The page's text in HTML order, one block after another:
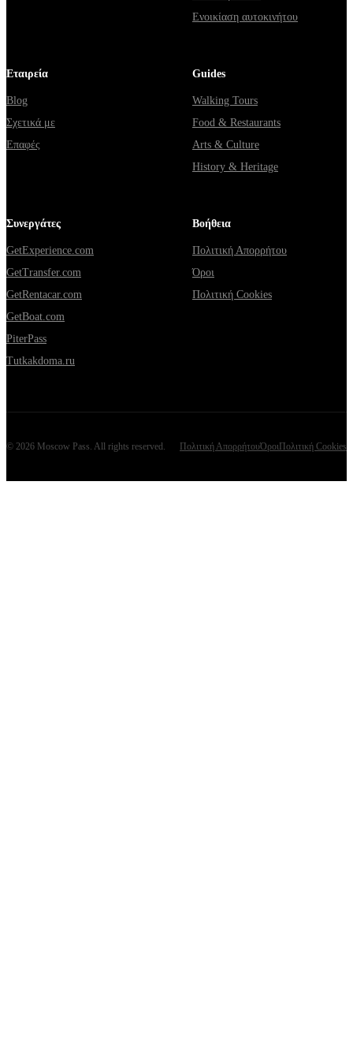
Ενοικίαση αυτοκινήτου
Εταιρεία
Blog
Σχετικά με
Επαφές
Guides
Walking Tours
Food & Restaurants
Arts & Culture
History & Heritage
Συνεργάτες
GetExperience.com
GetTransfer.com
GetRentacar.com
GetBoat.com
PiterPass
Tutkakdoma.ru
Βοήθεια
Πολιτική Απορρήτου
Όροι
Πολιτική Cookies
© 2026 Moscow Pass. All rights reserved. Πολιτική ΑπορρήτουΌροι Πολιτική Cookies